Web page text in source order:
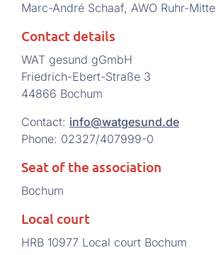
Marc-André Schaaf, AWO Ruhr-Mitte
Contact details
WAT gesund gGmbH
Friedrich-Ebert-Straße 3
44866 Bochum
Contact: ed.dnusegtaw@ofni
Phone: 02327/407999-0
Seat of the association
Bochum
Local court
HRB 10977 Local court Bochum